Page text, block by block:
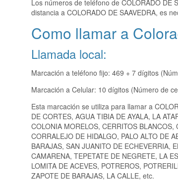
Los números de teléfono de COLORADO DE
distancia a COLORADO DE SAAVEDRA, es
Como llamar a
Llamada local:
Marcación a teléfono fijo: 469 + 7 dígitos
Marcación a Celular: 10 dígitos (Número de
Esta marcación se utiliza para llamar a
DE CORTES, AGUA TIBIA DE AYALA, LA
COLONIA MORELOS, CERRITOS
CORRALEJO DE HIDALGO, PALO ALTO DE
BARAJAS, SAN JUANITO DE ECHEVERRIA,
CAMARENA, TEPETATE DE NEGRETE, LA
LOMITA DE ACEVES, POTREROS,
ZAPOTE DE BARAJAS, LA CALLE, etc.